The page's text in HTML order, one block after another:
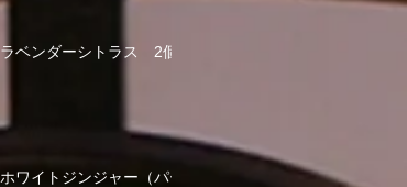
ラベンダーシトラス 2個
ホワイトジンジャー（パー